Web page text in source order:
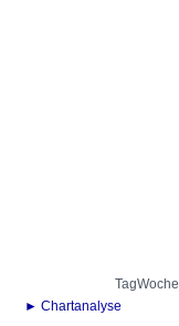
TagWoche
► Chartanalyse